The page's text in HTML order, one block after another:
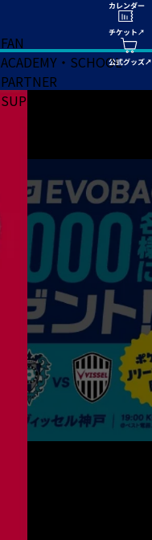
FAN
ACADEMY・SCHOOL
PARTNER
SUPPORT